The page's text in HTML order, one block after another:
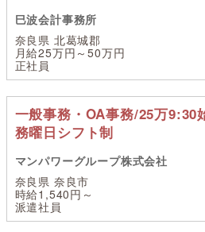
巳波会計事務所
奈良県 北葛城郡
月給25万円～50万円
正社員
一般事務・OA事務/25万9:30
務曜日シフト制
マンパワーグループ株式会社
奈良県 奈良市
時給1,540円～
派遣社員